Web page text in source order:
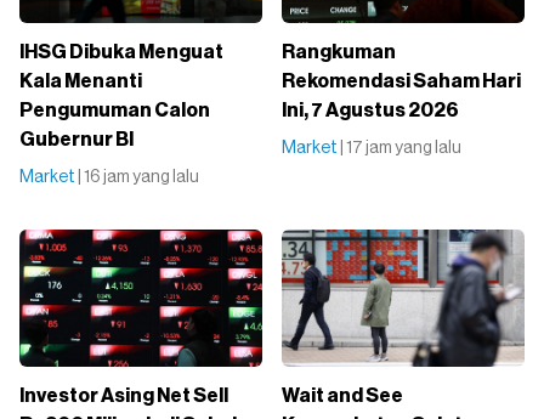
IHSG Dibuka Menguat
Kala Menanti
Pengumuman Calon
Gubernur BI
Market | 16 jam yang lalu
Rangkuman
Rekomendasi Saham Hari
Ini, 7 Agustus 2026
Market | 17 jam yang lalu
Investor Asing Net Sell
Wait and See